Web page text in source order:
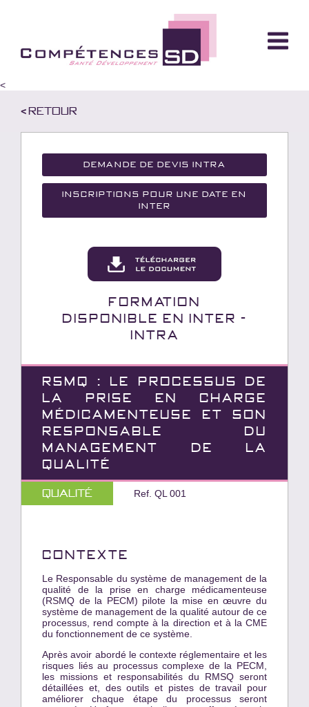
<
< Retour
Demande de devis Intra
Inscriptions pour une date en
inter
Formation
Disponible en INTER -
INTRA
RSMQ : LE PROCESSUS DE
LA PRISE EN CHARGE
MÉDICAMENTEUSE ET SON
RESPONSABLE DU
MANAGEMENT DE LA
QUALITÉ
Qualité Ref. QL 001
CONTEXTE
Le Responsable du système de management de la
qualité de la prise en charge médicamenteuse
(RSMQ de la PECM) pilote la mise en œuvre du
système de management de la qualité autour de ce
processus, rend compte à la direction et à la CME
du fonctionnement de ce système.
Après avoir abordé le contexte réglementaire et les
risques liés au processus complexe de la PECM,
les missions et responsabilités du RMSQ seront
détaillées et, des outils et pistes de travail pour
améliorer chaque étape du processus seront